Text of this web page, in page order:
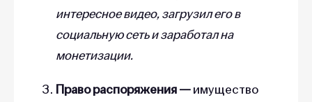
интересное видео, загрузил его в
социальную сеть и заработал на
монетизации.
Право распоряжения —имущество